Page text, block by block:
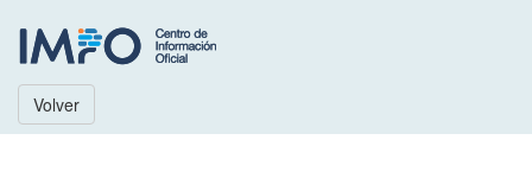
Volver